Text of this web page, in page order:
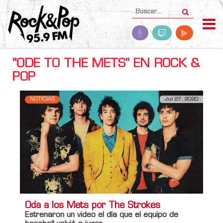
"ODE TO THE METS" EN ROCK &
POP
NOTICIAS Jul 27, 2020
Oda a los Mets por The Strokes
Estrenaron un video el día que el equipo de